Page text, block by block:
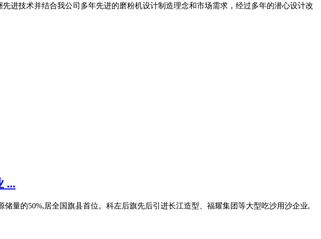
进技术并结合我公司多年先进的磨粉机设计制造理念和市场需求，经过多年的潜心设计改
...
量的50%,居全国旗县首位。科左后旗先后引进长江造型、福耀集团等大型吃沙用沙企业,